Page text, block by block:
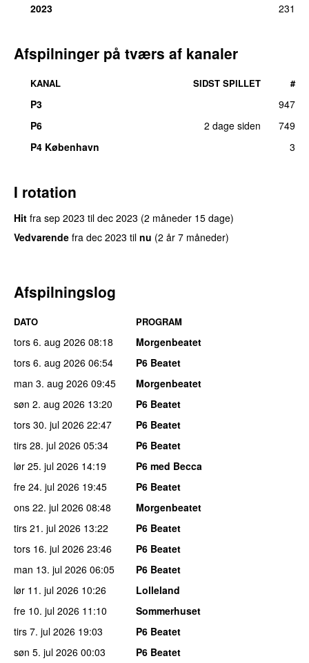
2023
231
Afspilninger på tværs af kanaler
KANAL SIDST SPILLET #
P3
947
P6
2 dage siden
749
P4 København
3
I rotation
Hit fra sep 2023 til dec 2023 (2 måneder 15 dage)
Vedvarende fra dec 2023 til nu (2 år 7 måneder)
Afspilningslog
DATO PROGRAM
tors 6. aug 2026 08:18
Morgenbeatet
tors 6. aug 2026 06:54
P6 Beatet
man 3. aug 2026 09:45
Morgenbeatet
søn 2. aug 2026 13:20
P6 Beatet
tors 30. jul 2026 22:47
P6 Beatet
tirs 28. jul 2026 05:34
P6 Beatet
lør 25. jul 2026 14:19
P6 med Becca
fre 24. jul 2026 19:45
P6 Beatet
ons 22. jul 2026 08:48
Morgenbeatet
tirs 21. jul 2026 13:22
P6 Beatet
tors 16. jul 2026 23:46
P6 Beatet
man 13. jul 2026 06:05
P6 Beatet
lør 11. jul 2026 10:26
Lolleland
fre 10. jul 2026 11:10
Sommerhuset
tirs 7. jul 2026 19:03
P6 Beatet
søn 5. jul 2026 00:03
P6 Beatet